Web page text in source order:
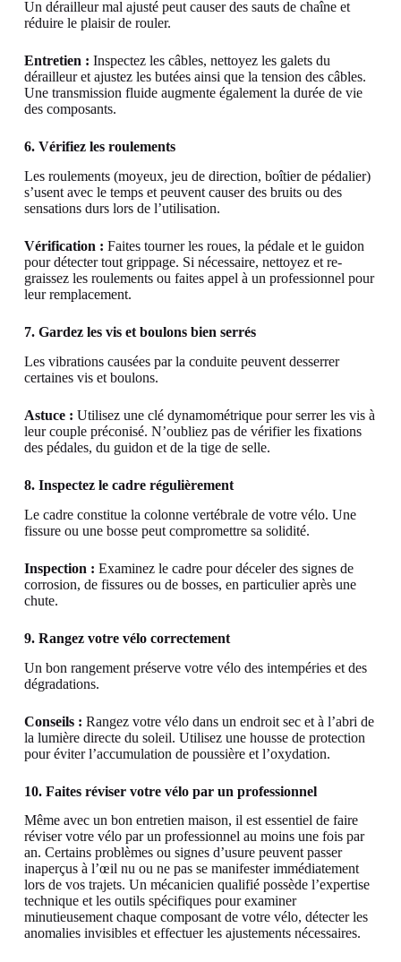
Un dérailleur mal ajusté peut causer des sauts de chaîne et
réduire le plaisir de rouler.
Entretien : Inspectez les câbles, nettoyez les galets du
dérailleur et ajustez les butées ainsi que la tension des câbles.
Une transmission fluide augmente également la durée de vie
des composants.
6. Vérifiez les roulements
Les roulements (moyeux, jeu de direction, boîtier de pédalier)
s’usent avec le temps et peuvent causer des bruits ou des
sensations durs lors de l’utilisation.
Vérification : Faites tourner les roues, la pédale et le guidon
pour détecter tout grippage. Si nécessaire, nettoyez et re-
graissez les roulements ou faites appel à un professionnel pour
leur remplacement.
7. Gardez les vis et boulons bien serrés
Les vibrations causées par la conduite peuvent desserrer
certaines vis et boulons.
Astuce : Utilisez une clé dynamométrique pour serrer les vis à
leur couple préconisé. N’oubliez pas de vérifier les fixations
des pédales, du guidon et de la tige de selle.
8. Inspectez le cadre régulièrement
Le cadre constitue la colonne vertébrale de votre vélo. Une
fissure ou une bosse peut compromettre sa solidité.
Inspection : Examinez le cadre pour déceler des signes de
corrosion, de fissures ou de bosses, en particulier après une
chute.
9. Rangez votre vélo correctement
Un bon rangement préserve votre vélo des intempéries et des
dégradations.
Conseils : Rangez votre vélo dans un endroit sec et à l’abri de
la lumière directe du soleil. Utilisez une housse de protection
pour éviter l’accumulation de poussière et l’oxydation.
10. Faites réviser votre vélo par un professionnel
Même avec un bon entretien maison, il est essentiel de faire
réviser votre vélo par un professionnel au moins une fois par
an. Certains problèmes ou signes d’usure peuvent passer
inaperçus à l’œil nu ou ne pas se manifester immédiatement
lors de vos trajets. Un mécanicien qualifié possède l’expertise
technique et les outils spécifiques pour examiner
minutieusement chaque composant de votre vélo, détecter les
anomalies invisibles et effectuer les ajustements nécessaires.